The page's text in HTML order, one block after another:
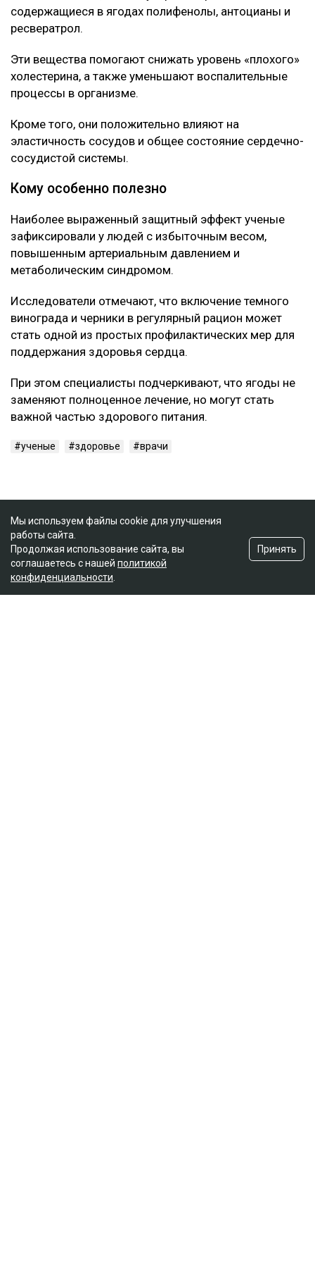
содержащиеся в ягодах полифенолы, антоцианы и
ресвератрол.
Эти вещества помогают снижать уровень «плохого»
холестерина, а также уменьшают воспалительные
процессы в организме.
Кроме того, они положительно влияют на
эластичность сосудов и общее состояние сердечно-
сосудистой системы.
Кому особенно полезно
Наиболее выраженный защитный эффект ученые
зафиксировали у людей с избыточным весом,
повышенным артериальным давлением и
метаболическим синдромом.
Исследователи отмечают, что включение темного
винограда и черники в регулярный рацион может
стать одной из простых профилактических мер для
поддержания здоровья сердца.
При этом специалисты подчеркивают, что ягоды не
заменяют полноценное лечение, но могут стать
важной частью здорового питания.
ученые здоровье врачи
Мы используем файлы cookie для улучшения
работы сайта.
Продолжая использование сайта, вы
соглашаетесь с нашей политикой
конфиденциальности
Принять